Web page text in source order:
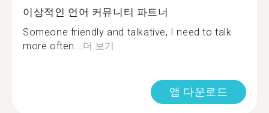
이상적인 언어 커뮤니티 파트너
Someone friendly and talkative, I need to talk
more often...더 보기
앱 다운로드